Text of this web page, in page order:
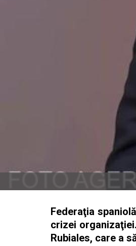
Federaţia
crizei
Rubiales, care a